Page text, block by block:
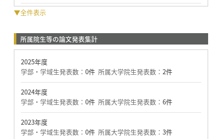
▼全件表示
所属院生等の論文発表集計
2025年度
学部・学域生発表数： 0件 所属大学院生発表数： 2件
2024年度
学部・学域生発表数： 0件 所属大学院生発表数： 6件
2023年度
学部・学域生発表数： 0件 所属大学院生発表数： 3件